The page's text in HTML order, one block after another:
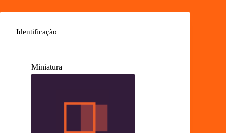
Identificação
Miniatura